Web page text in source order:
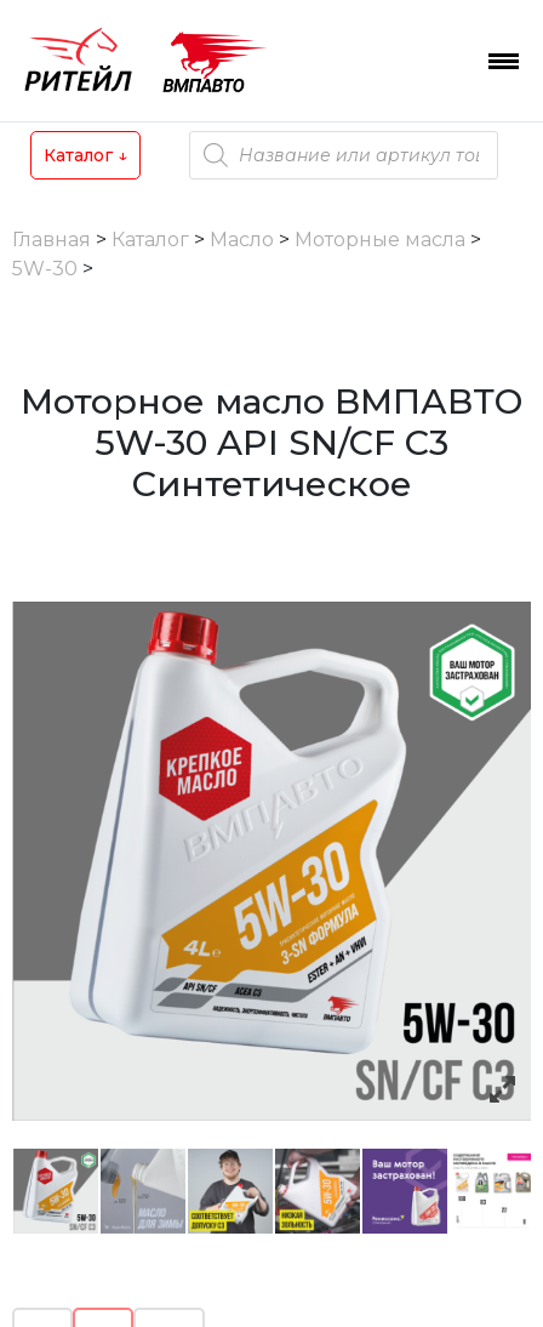
Skip
content
Каталог ↓
Поиск
товаров
Главная > Каталог > Масло > Моторные масла >
5W-30 >
Моторное масло ВМПАВТО
5W-30 API SN/CF C3
Синтетическое